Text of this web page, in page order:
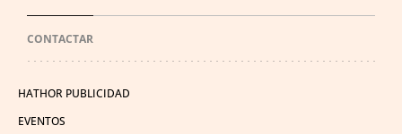
CONTACTAR
HATHOR PUBLICIDAD
EVENTOS